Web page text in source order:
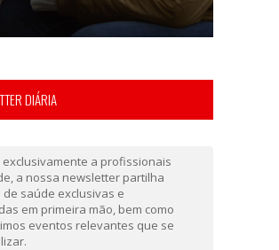
DIÁRIA
exclusivamente a profissionais
a nossa newsletter partilha
de saúde exclusivas e
em primeira mão, bem como
eventos relevantes que se